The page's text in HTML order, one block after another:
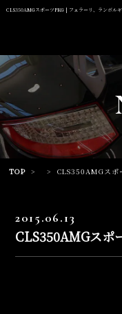
CLS350AMGスポーツPKG | フェラーリ、ランボル
TOP > > CLS350AMGスポ
2015.06.13
CLS350AMGスポ